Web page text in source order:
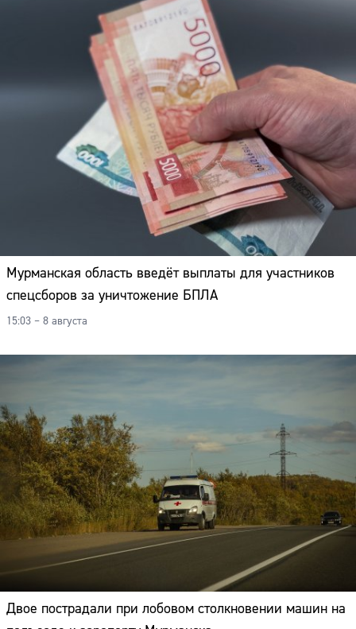
Мурманская область введёт выплаты для участников
спецсборов за уничтожение БПЛА
15:03 – 8 августа
Двое пострадали при лобовом столкновении машин на